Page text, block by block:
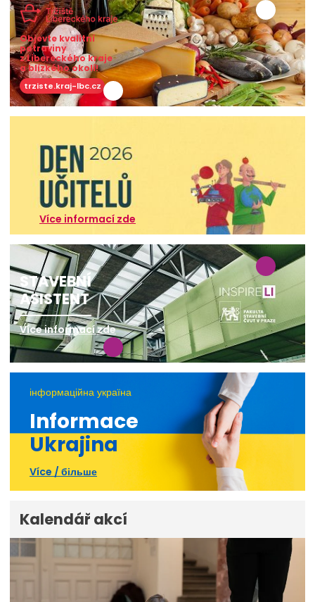
Objevte kvalitní
potraviny
z Libereckého kraje
a blízkého okolí!
trziste.kraj-lbc.cz
Více informací zde
STAVEBNÍ
ASISTENT
Více informací zde
інформаційна україна
Informace
Ukrajina
Více / більше
Kalendář akcí